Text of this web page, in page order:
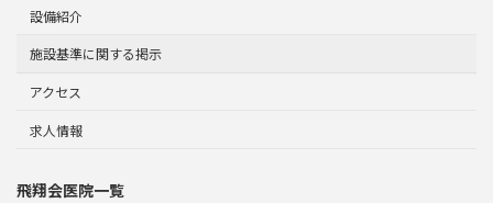
設備紹介
施設基準に関する掲示
アクセス
求人情報
飛翔会医院一覧